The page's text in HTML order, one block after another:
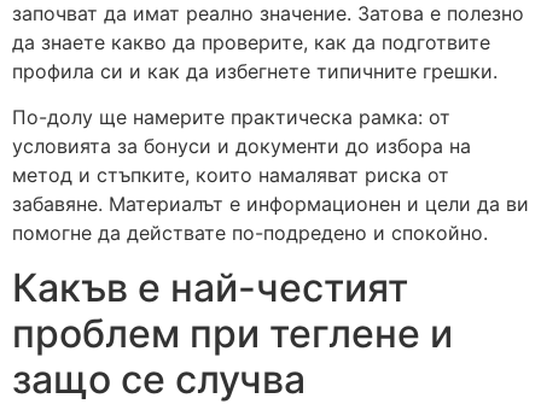
започват да имат реално значение. Затова е полезно
да знаете какво да проверите, как да подготвите
профила си и как да избегнете типичните грешки.
По-долу ще намерите практическа рамка: от
условията за бонуси и документи до избора на
метод и стъпките, които намаляват риска от
забавяне. Материалът е информационен и цели да ви
помогне да действате по-подредено и спокойно.
Какъв е най-честият
проблем при теглене и
защо се случва